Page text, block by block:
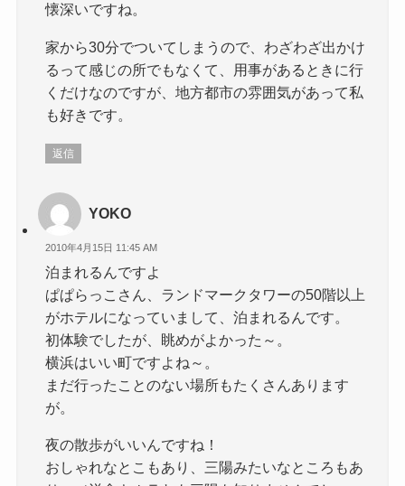
懐深いですね。
家から30分でついてしまうので、わざわざ出かけ
るって感じの所でもなくて、用事があるときに行
くだけなのですが、地方都市の雰囲気があって私
も好きです。
返信
YOKO
2010年4月15日 11:45 AM
泊まれるんですよ
ぱぱらっこさん、ランドマークタワーの50階以上
がホテルになっていまして、泊まれるんです。
初体験でしたが、眺めがよかった～。
横浜はいい町ですよね～。
まだ行ったことのない場所もたくさんあります
が。
夜の散歩がいいんですね！
おしゃれなとこもあり、三陽みたいなところもあ